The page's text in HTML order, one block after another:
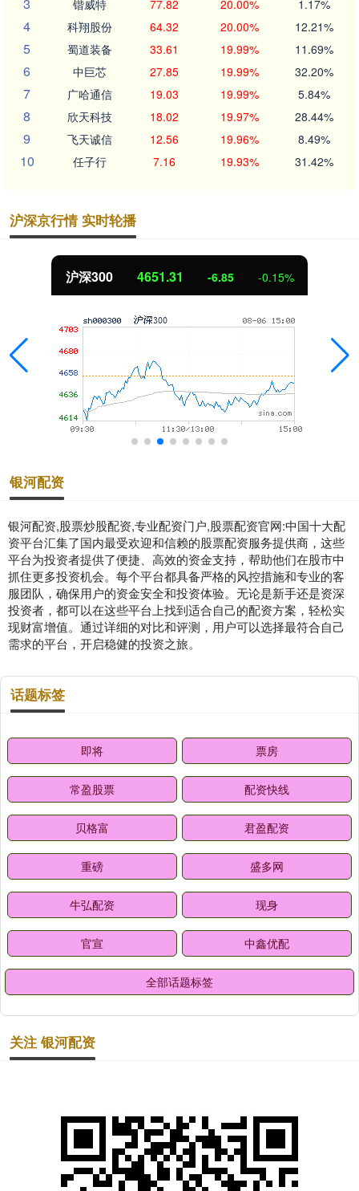
锴威特 77.82 20.00% 1.17%
4 科翔股份 64.32 20.00% 12.21%
5 蜀道装备 33.61 19.99% 11.69%
6 中巨芯 27.85 19.99% 32.20%
7 广哈通信 19.03 19.99% 5.84%
8 欣天科技 18.02 19.97% 28.44%
9 飞天诚信 12.56 19.96% 8.49%
10 任子行 7.16 19.93% 31.42%
沪深京行情 实时轮播
沪深300 4651.31 -6.85 -0.15%
银河配资
银河配资,股票炒股配资,专业配资门户,股票配资官网:中国十大配
资平台汇集了国内最受欢迎和信赖的股票配资服务提供商，这些
平台为投资者提供了便捷、高效的资金支持，帮助他们在股市中
抓住更多投资机会。每个平台都具备严格的风控措施和专业的客
服团队，确保用户的资金安全和投资体验。无论是新手还是资深
投资者，都可以在这些平台上找到适合自己的配资方案，轻松实
现财富增值。通过详细的对比和评测，用户可以选择最符合自己
需求的平台，开启稳健的投资之旅。
话题标签
即将 票房
常盈股票 配资快线
贝格富 君盈配资
重磅 盛多网
牛弘配资 现身
官宣 中鑫优配
全部话题标签
关注 银河配资